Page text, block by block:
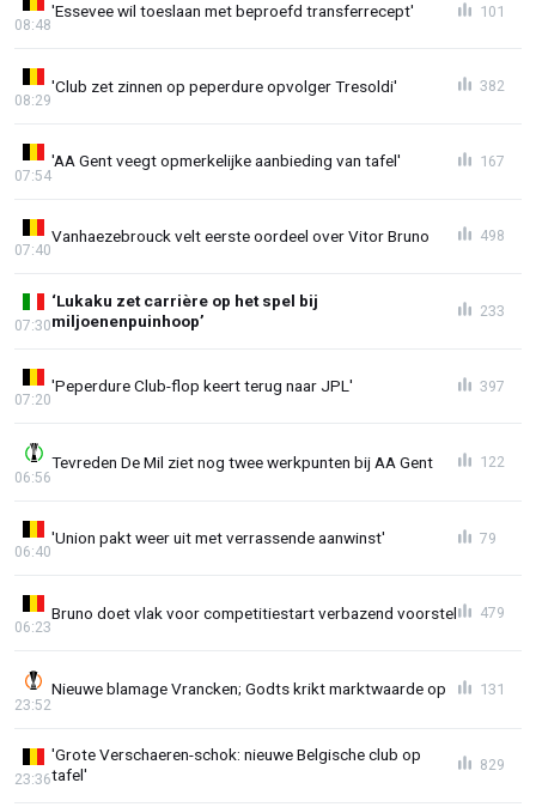
'Essevee wil toeslaan met beproefd transferrecept'
08:48
101
'Club zet zinnen op peperdure opvolger Tresoldi'
08:29
382
'AA Gent veegt opmerkelijke aanbieding van tafel'
07:54
167
Vanhaezebrouck velt eerste oordeel over Vitor Bruno
07:40
498
‘Lukaku zet carrière op het spel bij
miljoenenpuinhoop’
07:30
233
'Peperdure Club-flop keert terug naar JPL'
07:20
397
Tevreden De Mil ziet nog twee werkpunten bij AA Gent
06:56
122
'Union pakt weer uit met verrassende aanwinst'
06:40
79
Bruno doet vlak voor competitiestart verbazend voorstel
06:23
479
Nieuwe blamage Vrancken; Godts krikt marktwaarde op
23:52
131
'Grote Verschaeren-schok: nieuwe Belgische club op
tafel'
23:36
829